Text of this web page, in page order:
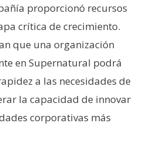
proporcionó recursos
crítica de crecimiento.
que una organización
en Supernatural podrá
a las necesidades de
la capacidad de innovar
corporativas más